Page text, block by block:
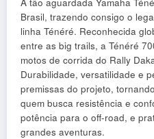
Brasil, trazendo consigo o
linha Ténéré. Reconhecida
entre as big trails, a Ténéré
motos de corrida do Rally
Durabilidade, versatilidade e
premissas do projeto,
quem busca resistência e
potência para o off-road, e
grandes aventuras.